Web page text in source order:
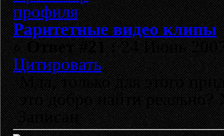
Раритетные видео клипы
«Ответ #21 :24 Июнь
Цитировать
Мда, только для этого
это добро найти
Записан